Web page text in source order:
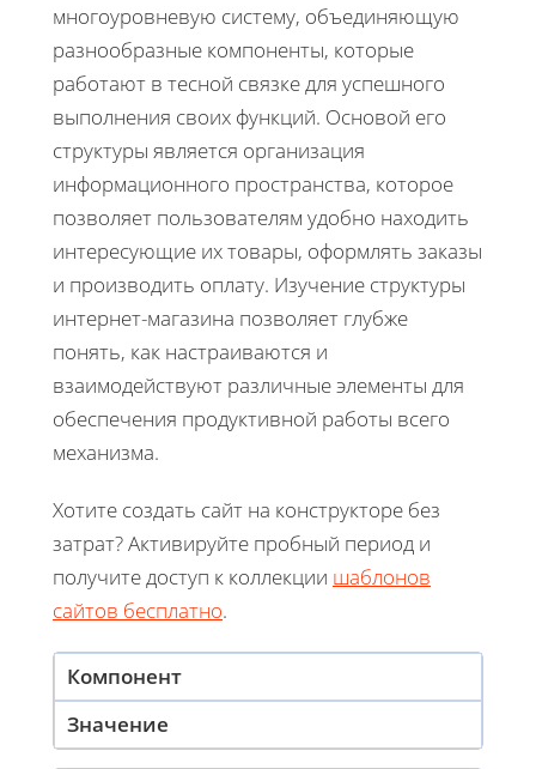
многоуровневую систему, объединяющую
разнообразные компоненты, которые
работают в тесной связке для успешного
выполнения своих функций. Основой его
структуры является организация
информационного пространства, которое
позволяет пользователям удобно находить
интересующие их товары, оформлять заказы
и производить оплату. Изучение структуры
интернет-магазина позволяет глубже
понять, как настраиваются и
взаимодействуют различные элементы для
обеспечения продуктивной работы всего
механизма.
Хотите создать сайт на конструкторе без
затрат? Активируйте пробный период и
получите доступ к коллекции шаблонов
сайтов бесплатно.
Компонент
Значение